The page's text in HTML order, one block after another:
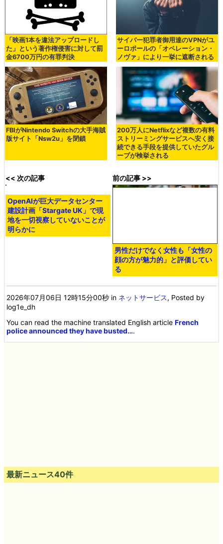
「映画1本を違法アップロードし
た」という著作権侵害に対して罰
金6700万円の有罪判決
サイバー犯罪者御用達のVPNがユ
ーロポールの「オペレーション・
ノヴァ」により一挙に遮断される
FBIがNintendo Switchの大手海賊
版サイト「Nsw2u」を閉鎖
200万人にNetflixなど複数の有料
ストリーミングサービスへ安く接
続できる手段を提供していたグル
ープが検挙される
<< 次の記事
OpenAIが巨大データセンター
建設計画「Stargate UK」で現
地を一切視察していないことが
明らかに
前の記事 >>
男性だけでなく女性も「女性の
顔の方が魅力的」と評価してい
る
2026年07月06日 12時15分00秒 in ネットサービス, Posted by
log1e_dh
You can read the machine translated English articleFrench
police announced they have busted….
最新ニュース40件